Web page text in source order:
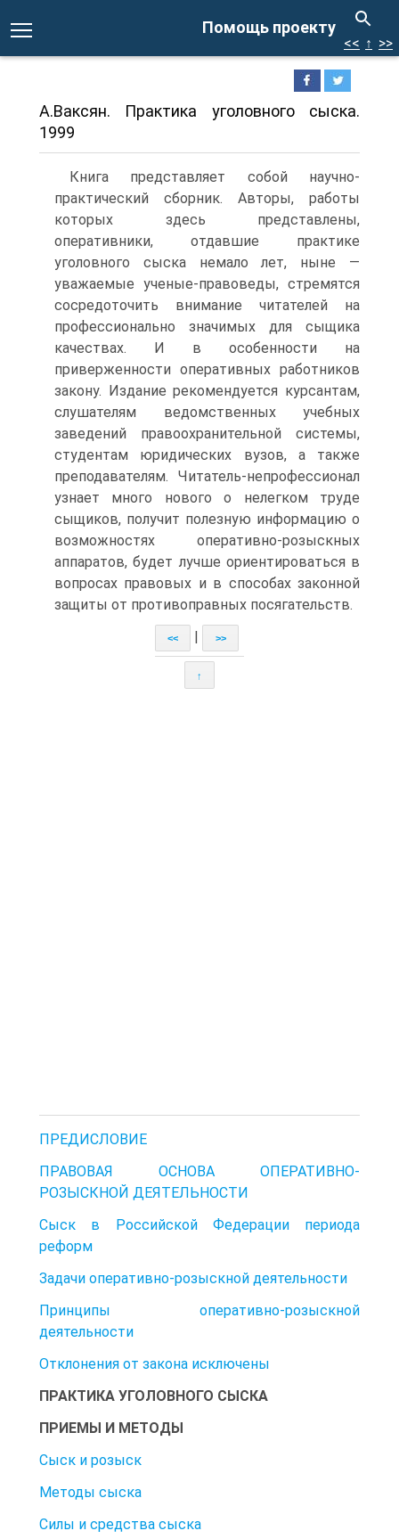
Помощь проекту
<< ↑ >>
А.Ваксян. Практика уголовного сыска.
1999
Книга представляет собой научно-
практический сборник. Авторы, работы
которых здесь представлены,
оперативники, отдавшие практике
уголовного сыска немало лет, ныне —
уважаемые ученые-правоведы, стремятся
сосредоточить внимание читателей на
профессионально значимых для сыщика
качествах. И в особенности на
приверженности оперативных работников
закону. Издание рекомендуется курсантам,
слушателям ведомственных учебных
заведений правоохранительной системы,
студентам юридических вузов, а также
преподавателям. Читатель-непрофессионал
узнает много нового о нелегком труде
сыщиков, получит полезную информацию о
возможностях оперативно-розыскных
аппаратов, будет лучше ориентироваться в
вопросах правовых и в способах законной
защиты от противоправных посягательств.
<< >>
↑
ПРЕДИСЛОВИЕ
ПРАВОВАЯ ОСНОВА ОПЕРАТИВНО-
РОЗЫСКНОЙ ДЕЯТЕЛЬНОСТИ
Сыск в Российской Федерации периода
реформ
Задачи оперативно-розыскной деятельности
Принципы оперативно-розыскной
деятельности
Отклонения от закона исключены
ПРАКТИКА УГОЛОВНОГО СЫСКА
ПРИЕМЫ И МЕТОДЫ
Сыск и розыск
Методы сыска
Силы и средства сыска